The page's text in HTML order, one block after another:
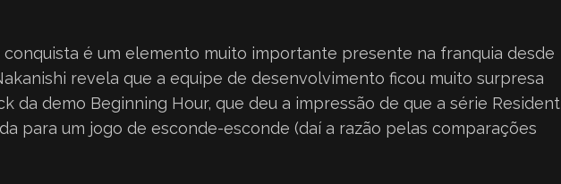
conquista é um elemento muito importante presente na franquia desde
revela que a equipe de desenvolvimento ficou muito surpresa
da demo Beginning Hour, que deu a impressão de que a série Resident
para um jogo de esconde-esconde (daí a razão pelas comparações